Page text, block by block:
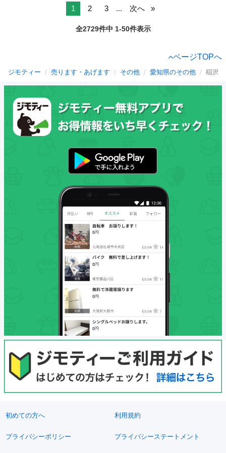
1 2 3 ... 次へ
全2729件中 1-50件表示
ページTOPへ
ジモティー 売ります・あげます その他 愛知県のその他 稲沢
初めての方へ 利用規約
プライバシーポリシー プライバシーステートメント